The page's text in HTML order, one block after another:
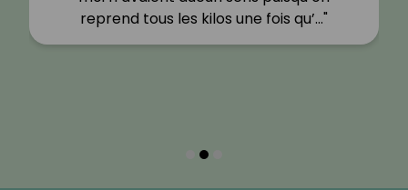
reprend tous les kilos une fois qu’…"